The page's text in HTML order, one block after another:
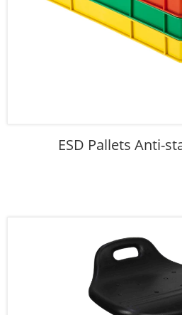
ESD Pallets Anti-